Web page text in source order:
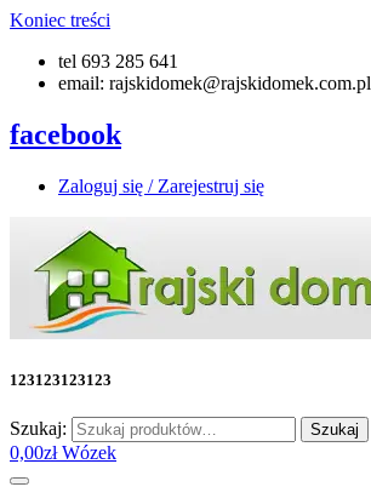
Koniec treści
tel 693 285 641
email: rajskidomek@rajskidomek.com.pl
facebook
Zaloguj się / Zarejestruj się
123123123123
Szukaj: Szukaj
0,00zł Wózek